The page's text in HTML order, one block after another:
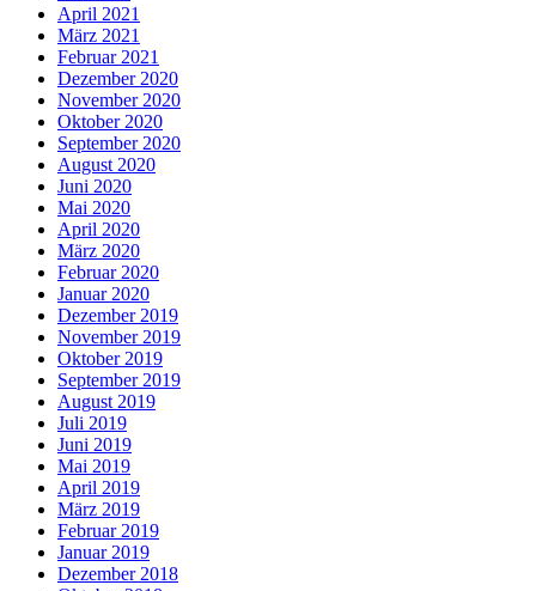
April 2021
März 2021
Februar 2021
Dezember 2020
November 2020
Oktober 2020
September 2020
August 2020
Juni 2020
Mai 2020
April 2020
März 2020
Februar 2020
Januar 2020
Dezember 2019
November 2019
Oktober 2019
September 2019
August 2019
Juli 2019
Juni 2019
Mai 2019
April 2019
März 2019
Februar 2019
Januar 2019
Dezember 2018